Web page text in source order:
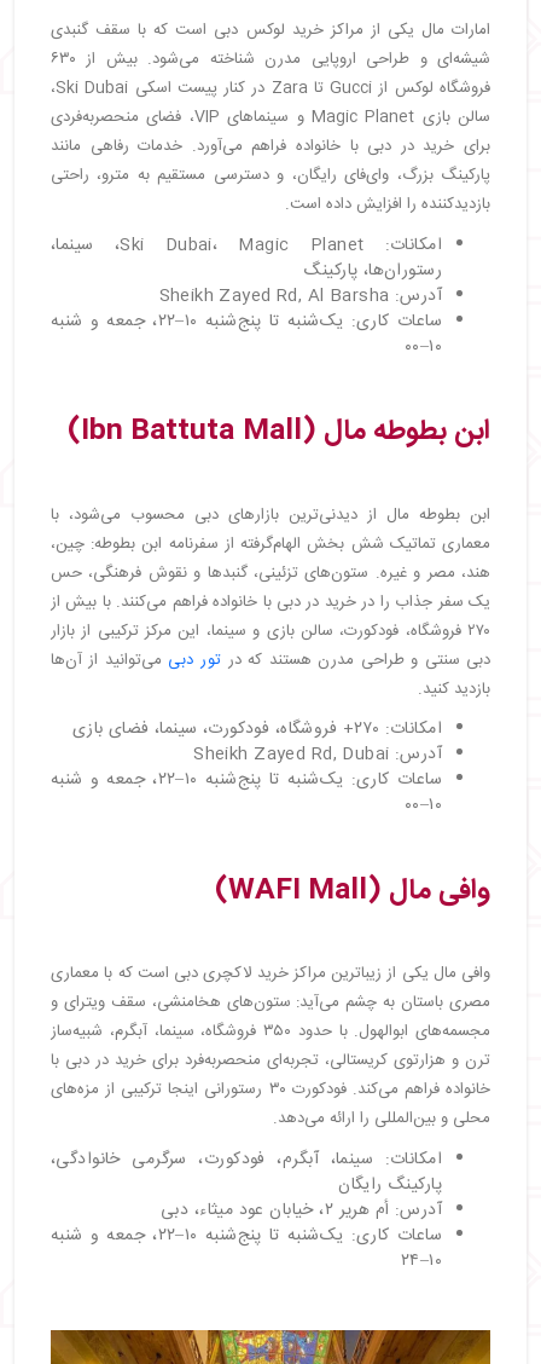
امارات مال یکی از مراکز خرید لوکس دبی است که با سقف گنبدی
شیشه‌ای و طراحی اروپایی مدرن شناخته می‌شود. بیش از ۶۳۰
فروشگاه لوکس از Gucci تا Zara در کنار پیست اسکی Ski Dubai،
سالن بازی Magic Planet و سینماهای VIP، فضای منحصربه‌فردی
برای خرید در دبی با خانواده فراهم می‌آورد. خدمات رفاهی مانند
پارکینگ بزرگ، وای‌فای رایگان، و دسترسی مستقیم به مترو، راحتی
بازدیدکننده را افزایش داده است.
امکانات: Ski Dubai، Magic Planet، سینما،
رستوران‌ها، پارکینگ
آدرس: Sheikh Zayed Rd, Al Barsha
ساعات کاری: یک‌شنبه تا پنج‌شنبه ۱۰–۲۲، جمعه و شنبه
۱۰–۰۰
ابن بطوطه مال (Ibn Battuta Mall)
ابن بطوطه مال از دیدنی‌ترین بازارهای دبی محسوب می‌شود، با
معماری تماتیک شش بخش الهام‌گرفته از سفرنامه ابن بطوطه: چین،
هند، مصر و غیره. ستون‌های تزئینی، گنبدها و نقوش فرهنگی، حس
یک سفر جذاب را در خرید در دبی با خانواده فراهم می‌کنند. با بیش از
۲۷۰ فروشگاه، فودکورت، سالن بازی و سینما، این مرکز ترکیبی از بازار
دبی سنتی و طراحی مدرن هستند که در تور دبی می‌توانید از آن‌ها
بازدید کنید.
امکانات: ۲۷۰+ فروشگاه، فودکورت، سینما، فضای بازی
آدرس: Sheikh Zayed Rd, Dubai
ساعات کاری: یک‌شنبه تا پنج‌شنبه ۱۰–۲۲، جمعه و شنبه
۱۰–۰۰
وافی مال (WAFI Mall)
وافی مال یکی از زیباترین مراکز خرید لاکچری دبی است که با معماری
مصری باستان به چشم می‌آید: ستون‌های هخامنشی، سقف ویترای و
مجسمه‌های ابوالهول. با حدود ۳۵۰ فروشگاه، سینما، آبگرم، شبیه‌ساز
ترن و هزار‌توی کریستالی، تجربه‌ای منحصربه‌فرد برای خرید در دبی با
خانواده فراهم می‌کند. فودکورت ۳۰ رستورانی اینجا ترکیبی از مزه‌های
محلی و بین‌المللی را ارائه می‌دهد.
امکانات: سینما، آبگرم، فودکورت، سرگرمی خانوادگی،
پارکینگ رایگان
آدرس: أم هرير ۲، خیابان عود میثاء، دبی
ساعات کاری: یک‌شنبه تا پنج‌شنبه ۱۰–۲۲، جمعه و شنبه
۱۰–۲۴